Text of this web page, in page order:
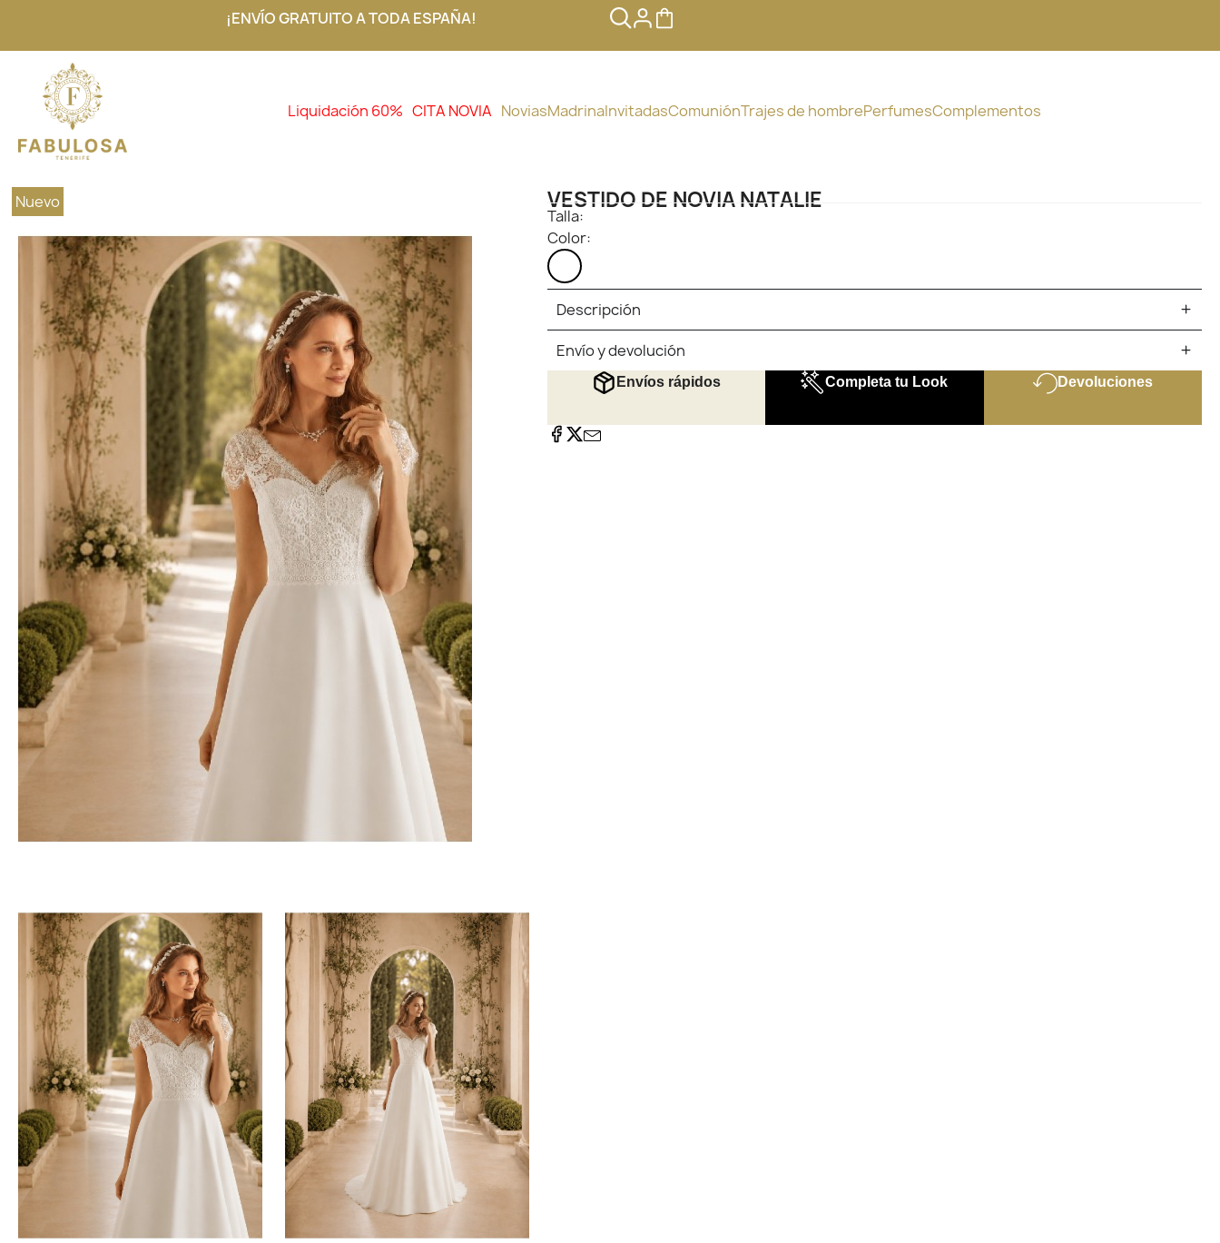
¡ENVÍO GRATUITO A TODA ESPAÑA!
Liquidación 60% CITA NOVIA NoviasMadrinaInvitadasComuniónTrajes de hombrePerfumesComplementos
Nuevo VESTIDO DE NOVIA NATALIE
Talla:
Color:
BLANCO
Descripción
Envío y devolución
Envíos rápidos Completa tu Look Devoluciones